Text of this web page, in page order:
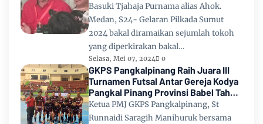
Basuki Tjahaja Purnama alias Ahok.
Medan, S24- Gelaran Pilkada Sumut
2024 bakal diramaikan sejumlah tokoh
yang diperkirakan bakal…
Selasa, Mei 07, 2024 0
GKPS Pangkalpinang Raih Juara III
Turnamen Futsal Antar Gereja Kodya
Pangkal Pinang Provinsi Babel Tahun
2024
Ketua PMJ GKPS Pangkalpinang, St
Runnaidi Saragih Manihuruk bersama